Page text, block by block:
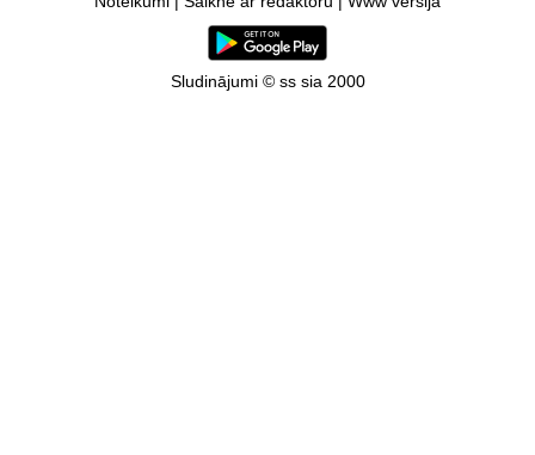
Sludinājumi © ss sia 2000